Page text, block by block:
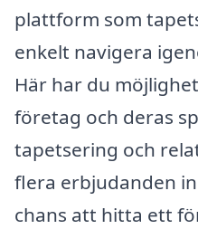
plattform som
enkelt navigera
Här har du
företag och deras
tapetsering och
flera erbjudanden
chans att hitta ett